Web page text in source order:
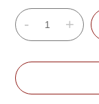
- +